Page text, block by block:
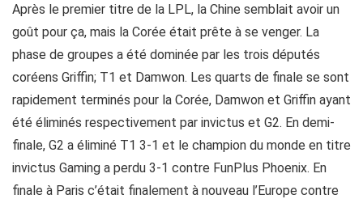
Après le premier titre de la LPL, la Chine semblait avoir un
goût pour ça, mais la Corée était prête à se venger. La
phase de groupes a été dominée par les trois députés
coréens Griffin; T1 et Damwon. Les quarts de finale se sont
rapidement terminés pour la Corée, Damwon et Griffin ayant
été éliminés respectivement par invictus et G2. En demi-
finale, G2 a éliminé T1 3-1 et le champion du monde en titre
invictus Gaming a perdu 3-1 contre FunPlus Phoenix. En
finale à Paris c’était finalement à nouveau l’Europe contre